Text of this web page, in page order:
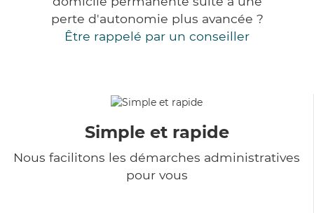
perte d'autonomie plus avancée ?
Être rappelé par un conseiller
Simple et rapide
Nous facilitons les démarches administratives
pour vous